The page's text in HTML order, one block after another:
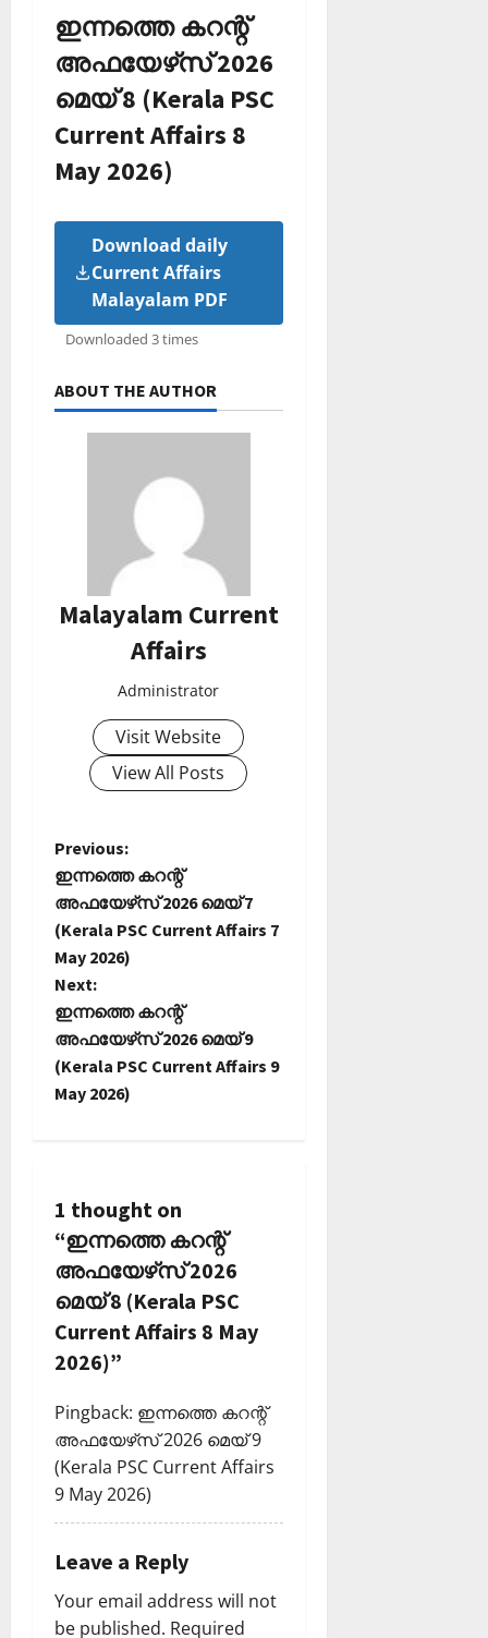
ഇന്നത്തെ കറന്റ്
അഫയേഴ്‌സ് 2026
മെയ് 8 (Kerala PSC
Current Affairs 8
May 2026)
Download daily
Current Affairs
Malayalam PDF
Downloaded 3 times
ABOUT THE AUTHOR
Malayalam Current
Affairs
Administrator
Visit Website
View All Posts
P
o
s
t
n
a
g
a
t
i
o
n
Previous:
ഇന്നത്തെ കറന്റ്
അഫയേഴ്‌സ് 2026 മെയ് 7
(Kerala PSC Current Affairs 7
May 2026)
Next:
ഇന്നത്തെ കറന്റ്
അഫയേഴ്‌സ് 2026 മെയ് 9
(Kerala PSC Current Affairs 9
May 2026)
1 thought on
“ഇന്നത്തെ കറന്റ്
അഫയേഴ്‌സ് 2026
മെയ് 8 (Kerala PSC
Current Affairs 8 May
2026)”
Pingback: ഇന്നത്തെ കറന്റ്
അഫയേഴ്‌സ് 2026 മെയ് 9
(Kerala PSC Current Affairs
9 May 2026)
Leave a Reply
Your email address will not
be published. Required